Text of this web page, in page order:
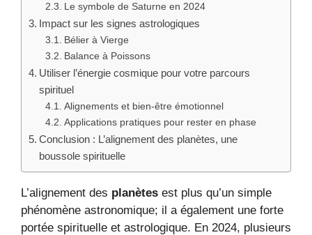
Le symbole de Saturne en 2024
Impact sur les signes astrologiques
Bélier à Vierge
Balance à Poissons
Utiliser l’énergie cosmique pour votre parcours
spirituel
Alignements et bien-être émotionnel
Applications pratiques pour rester en phase
Conclusion : L’alignement des planètes, une
boussole spirituelle
L’alignement des planètes est plus qu’un simple
phénomène astronomique; il a également une forte
portée spirituelle et astrologique. En 2024, plusieurs